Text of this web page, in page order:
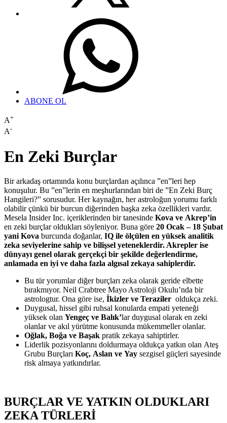
ABONE OL
A+
A-
En Zeki Burçlar
Bir arkadaş ortamında konu burçlardan açılınca ”en”leri hep
konuşulur. Bu ”en”lerin en meşhurlarından biri de ”En Zeki Burç
Hangileri?” sorusudur. Her kaynağın, her astroloğun yorumu farklı
olabilir çünkü bir burcun diğerinden başka zeka özellikleri vardır.
Mesela Insider Inc. içeriklerinden bir tanesinde Kova ve Akrep’in
en zeki burçlar oldukları söyleniyor. Buna göre 20 Ocak – 18 Şubat
yani Kova burcunda doğanlar, IQ ile ölçülen en yüksek analitik
zeka seviyelerine sahip ve bilişsel yeteneklerdir. Akrepler ise
dünyayı genel olarak gerçekçi bir şekilde değerlendirme,
anlamada en iyi ve daha fazla algısal zekaya sahiplerdir.
Bu tür yorumlar diğer burçları zeka olarak geride elbette
bırakmıyor. Neil Crabtree Mayo Astroloji Okulu’nda bir
astrologtur. Ona göre ise, İkizler ve Teraziler oldukça zeki.
Duygusal, hissel gibi ruhsal konularda empati yeteneği
yüksek olan Yengeç ve Balık’lar duygusal olarak en zeki
olanlar ve akıl yürütme konusunda mükemmeller olanlar.
Oğlak, Boğa ve Başak pratik zekaya sahiptirler.
Liderlik pozisyonlarını doldurmaya oldukça yatkın olan Ateş
Grubu Burçları Koç, Aslan ve Yay sezgisel güçleri sayesinde
risk almaya yatkındırlar.
BURÇLAR VE YATKIN OLDUKLARI
ZEKA TÜRLERİ